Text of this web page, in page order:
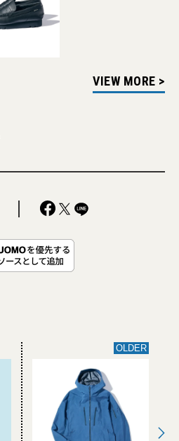
VIEW MORE >
OLDER